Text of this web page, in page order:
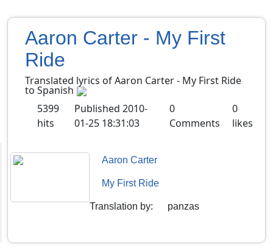
Aaron Carter - My First
Ride
Translated lyrics of Aaron Carter - My First Ride
to Spanish
5399
hits
Published 2010-
01-25 18:31:03
0
Comments
0
likes
Aaron Carter
My First Ride
Translation by: panzas